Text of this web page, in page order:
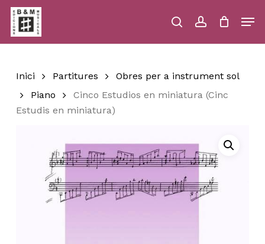
Skip
main
content
searchaccount
Close
Inici Partitures
Obres per a instrument sol
Piano
Cinco Estudios en miniatura (Cinc
Estudis en miniatura)
Menu